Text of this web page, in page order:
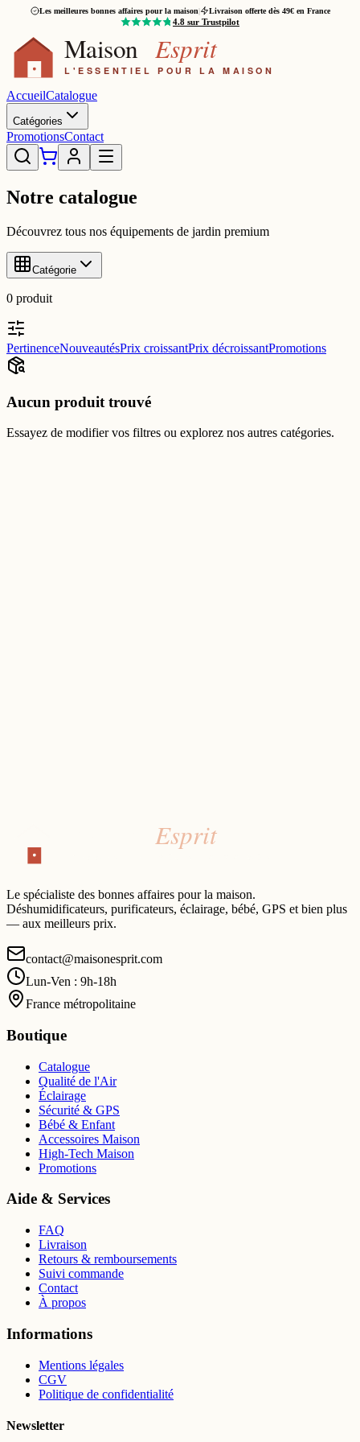
Les meilleures bonnes affaires pour la maison| Livraison offerte dès 49€ en France
4.8 sur Trustpilot
AccueilCatalogue
Catégories
PromotionsContact
Notre catalogue
Découvrez tous nos équipements de jardin premium
Catégorie
0 produit
PertinenceNouveautésPrix croissantPrix décroissantPromotions
Aucun produit trouvé
Essayez de modifier vos filtres ou explorez nos autres catégories.
Le spécialiste des bonnes affaires pour la maison.
Déshumidificateurs, purificateurs, éclairage, bébé, GPS et bien plus
— aux meilleurs prix.
contact@maisonesprit.com
Lun-Ven : 9h-18h
France métropolitaine
Boutique
Catalogue
Qualité de l'Air
Éclairage
Sécurité & GPS
Bébé & Enfant
Accessoires Maison
High-Tech Maison
Promotions
Aide & Services
FAQ
Livraison
Retours & remboursements
Suivi commande
Contact
À propos
Informations
Mentions légales
CGV
Politique de confidentialité
Newsletter